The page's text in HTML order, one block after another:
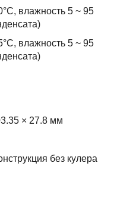
влажность 5 ~ 95
влажность 5 ~ 95
× 27.8 мм
без кулера